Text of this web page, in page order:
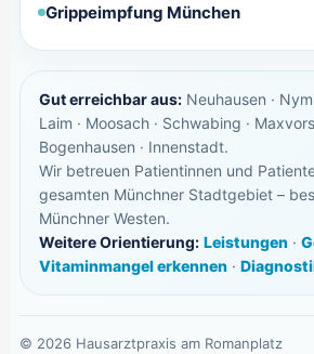
Grippeimpfung München
Gut erreichbar aus:Neuhausen ·
Laim · Moosach · Schwabing ·
Bogenhausen · Innenstadt.
Wir betreuen Patientinnen und
gesamten Münchner Stadtgebiet –
Münchner Westen.
Weitere Orientierung: Leistungen·
Vitaminmangel erkennen·
© 2026Hausarztpraxis am Romanplatz